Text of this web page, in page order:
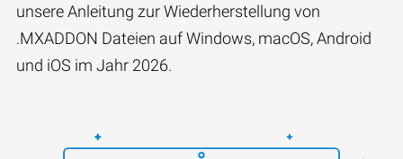
unsere Anleitung zur Wiederherstellung von
.MXADDON Dateien auf Windows, macOS, Android
und iOS im Jahr 2026.